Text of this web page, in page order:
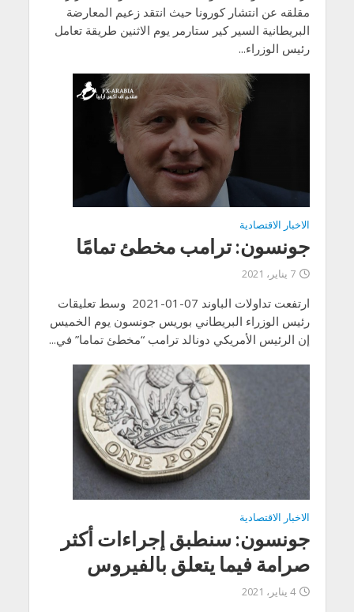
مقلقه عن انتشار كورونا حيث انتقد زعيم المعارضة
البريطانية السير كير ستارمر يوم الاثنين طريقة تعامل
رئيس الوزراء...
الاخبار الاقتصادية
جونسون: ترامب مخطئ تمامًا
7 يناير، 2021
ارتفعت تداولات الباوند 07-01-2021 وسط تعليقات
رئيس الوزراء البريطاني بوريس جونسون يوم الخميس
إن الرئيس الأمريكي دونالد ترامب “مخطئ تماما” في...
الاخبار الاقتصادية
جونسون: سنطبق إجراءات أكثر
صرامة فيما يتعلق بالفيروس
4 يناير، 2021